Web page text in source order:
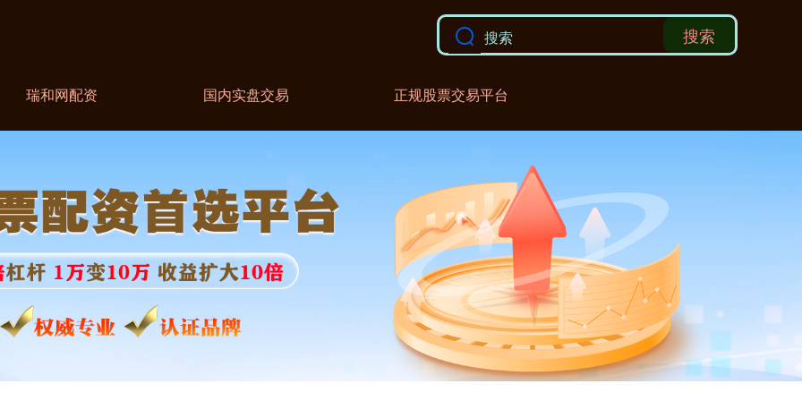
搜索
瑞和网配资 国内实盘交易 正规股票交易平台